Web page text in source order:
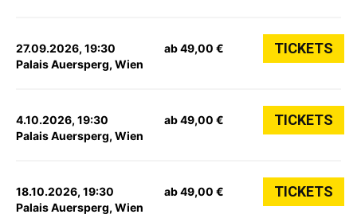
27.09.2026, 19:30
Palais Auersperg, Wien
ab 49,00 € TICKETS
4.10.2026, 19:30
Palais Auersperg, Wien
ab 49,00 € TICKETS
18.10.2026, 19:30
Palais Auersperg, Wien
ab 49,00 € TICKETS